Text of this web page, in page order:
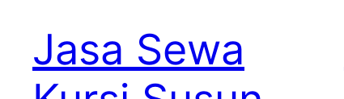
Jasa Sewa